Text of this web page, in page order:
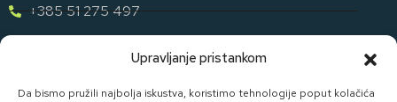
Upravljanje pristankom
Da bismo pružili najbolja iskustva, koristimo tehnologije poput kolačića
+385 51 275 497
eugen.dih@gmail.com
Naša Ponuda